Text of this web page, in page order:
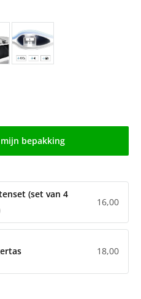
bepakking
(set van 4
16,00
18,00